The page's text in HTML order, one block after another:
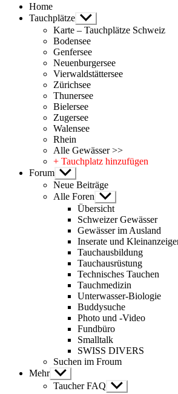
Home
Tauchplätze Untermenü
anzeigen
Karte – Tauchplätze Schweiz
Bodensee
Genfersee
Neuenburgersee
Vierwaldstättersee
Zürichsee
Thunersee
Bielersee
Zugersee
Walensee
Rhein
Alle Gewässer >>
+ Tauchplatz hinzufügen
Forum Untermenü
anzeigen
Neue Beiträge
Alle Foren Untermenü
anzeigen
Übersicht
Schweizer Gewässer
Gewässer im Ausland
Inserate und
Tauchausbildung
Tauchausrüstung
Technisches Tauchen
Tauchmedizin
Unterwasser-Biologie
Buddysuche
Photo und -Video
Fundbüro
Smalltalk
SWISS DIVERS
Suchen im Froum
Mehr Untermenü
anzeigen
Taucher FAQ Untermenü